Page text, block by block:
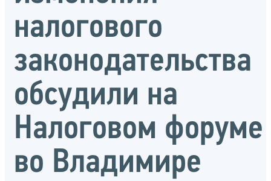
налогового
законодательства
обсудили на
Налоговом форуме
во Владимире